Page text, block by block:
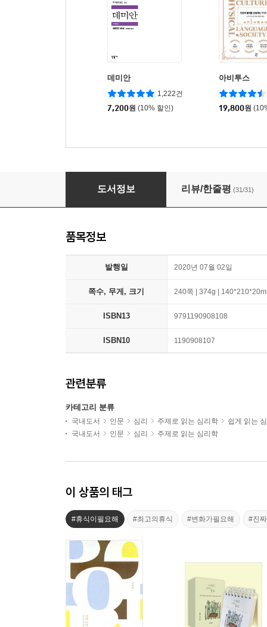
데미안
1,222건
7,200원 (10% 할인)
아비투스
19,800원
도서정보 리뷰/한줄평 (31/31)
품목정보
발행일 2020년 07월 02일
쪽수, 무게, 크기 240쪽 | 374g |
ISBN13 9791190908108
ISBN10 1190908107
관련분류
카테고리 분류
국내도서 인문 심리 주제로 읽는 심리학
쉽게 읽는
국내도서
인문 심리 주제로 읽는 심리학
이 상품의 태그
#휴식이필요해 #최고의휴식 #변화가필요해 #진